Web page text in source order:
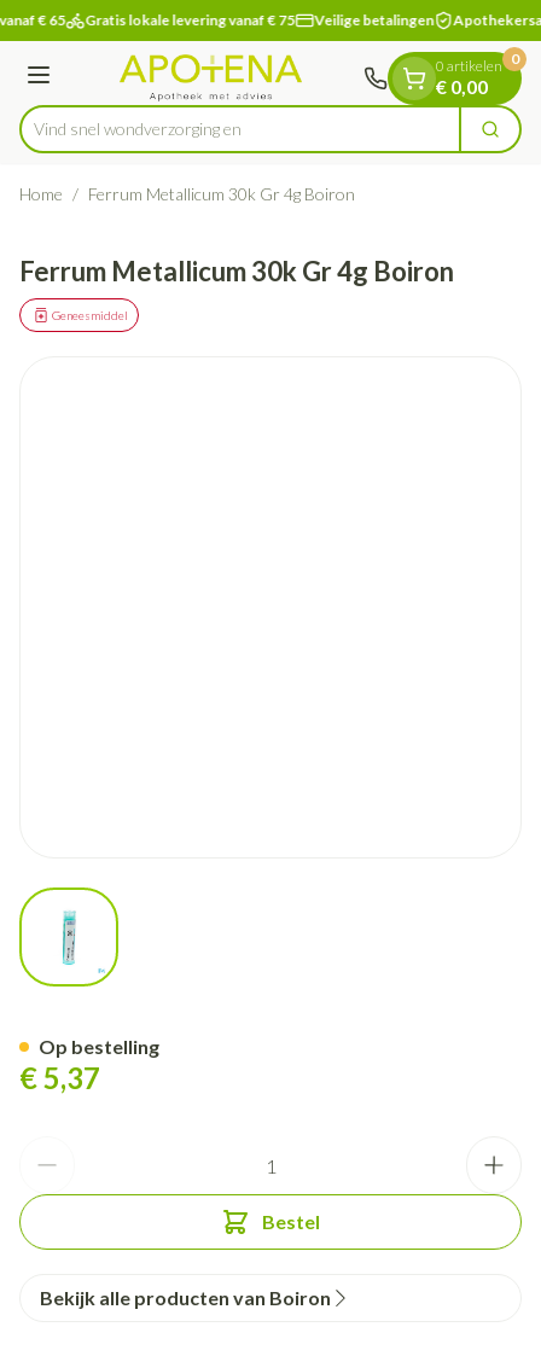
Ga naar de inhoud
1 van 1
€ 65 Gratis lokale levering vanaf € 75 Veilige betalingen
Menu
Product, merk, categorie...
Vind snel wondverzor Zoek
0 artikelen
€ 0,00
0
Home / Ferrum Metallicum 30k Gr 4g Boiron
Ferrum Metallicum 30k Gr 4g Boiron
Geneesmiddel
View larger image
€ 5,37
Bestel
Op bestelling
Bekijk alle producten van Boiron